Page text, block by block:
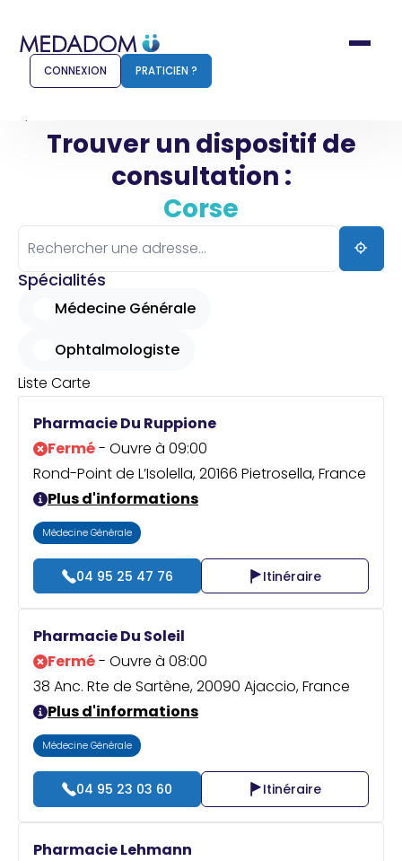
Comment ça marche ?
Pharmacien
Connexion
Praticien ?
CONNEXION PRATICIEN ?
Trouver un dispositif de
consultation :
Corse
Spécialités
Médecine Générale
Ophtalmologiste
Liste Carte
Pharmacie Du Ruppione
Fermé- Ouvre à 09:00
Rond-Point de L’Isolella, 20166 Pietrosella, France
Plus d'informations
Médecine Générale
04 95 25 47 76 Itinéraire
Pharmacie Du Soleil
Fermé- Ouvre à 08:00
38 Anc. Rte de Sartène, 20090 Ajaccio, France
Plus d'informations
Médecine Générale
04 95 23 03 60 Itinéraire
Pharmacie Lehmann